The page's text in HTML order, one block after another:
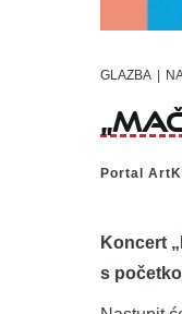
GLAZBA
Portal
Koncert
s